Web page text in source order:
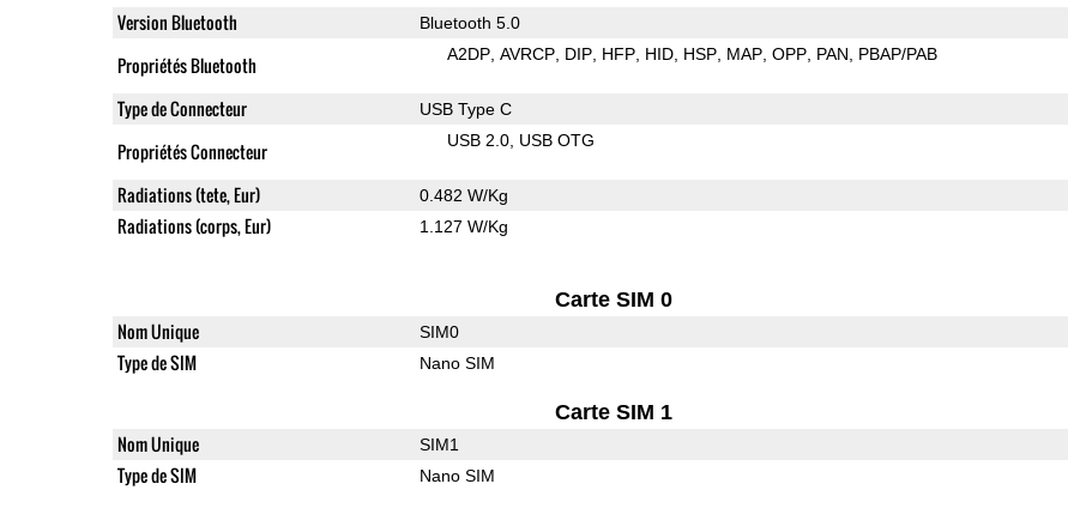
Version Bluetooth Bluetooth 5.0
Propriétés Bluetooth A2DP AVRCP DIP HFP HID HSP MAP OPP PAN PBAP/PAB
Type de Connecteur USB Type C
Propriétés Connecteur USB 2.0 USB OTG
Radiations (tete, Eur) 0.482 W/Kg
Radiations (corps, Eur) 1.127 W/Kg
Carte SIM 0
Nom Unique SIM0
Type de SIM Nano SIM
Carte SIM 1
Nom Unique SIM1
Type de SIM Nano SIM